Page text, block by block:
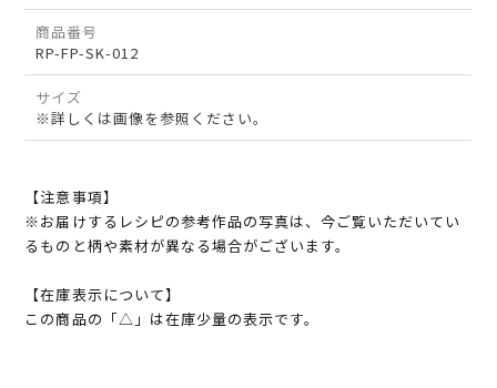
商品番号
RP-FP-SK-012
サイズ
※詳しくは画像を参照ください。
【注意事項】
※お届けするレシピの参考作品の写真は、今ご覧いただいてい
るものと柄や素材が異なる場合がございます。
【在庫表示について】
この商品の「△」は在庫少量の表示です。